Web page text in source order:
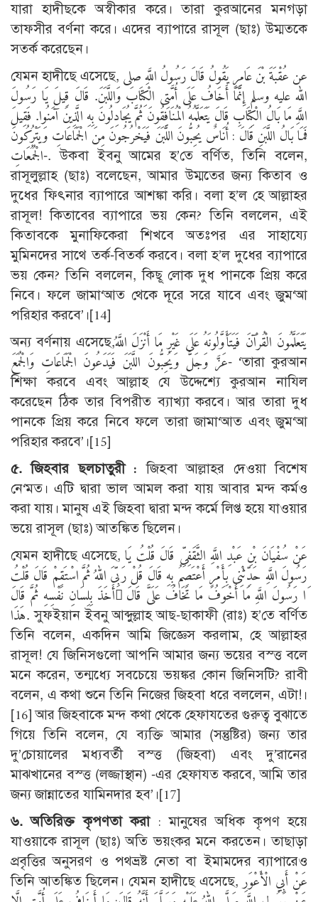
যারা হাদীছকে অস্বীকার করে। তারা কুরআনের মনগড়া
তাফসীর বর্ণনা করে। এদের ব্যাপারে রাসূল (ছাঃ) উম্মতকে
সতর্ক করেছেন।
যেমন হাদীছে এসেছে, عن عُقْبَةَ بْنَ عَامِرٍ يَقُولُ قَالَ رَسُولُ اللَّهِ صلى
الله عليه وسلم إِنَّمَا أَخَافُ عَلَى أُمَّتِى الْكِتَابَ وَاللَّبَنَ. قَالَ قِيلَ يَا رَسُولَ
اللَّهِ مَا بَالُ الْكِتَابِ قَالَ يَتَعَلَّمُهُ الْمُنَافِقُونَ ثُمَّ يُجَادِلُونَ بِهِ الَّذِينَ آمَنُوا. فَقِيلَ
فَمَا بَالُ اللَّبَنِ قَالَ : أُنَاسٌ يُحِبُّونَ اللَّبَنَ فَيَخْرُجُونَ مِنَ الْجَمَاعَاتِ وَيَتْرُكُونَ
الْجُمُعَاتِ-. উকবা ইবনু আমের হ’তে বর্ণিত, তিনি বলেন,
রাসূলুল্লাহ (ছাঃ) বলেছেন, আমার উম্মতের জন্য কিতাব ও
দুধের ফিৎনার ব্যাপারে আশঙ্কা করি। বলা হ’ল হে আল্লাহর
রাসূল! কিতাবের ব্যাপারে ভয় কেন? তিনি বললেন, এই
কিতাবকে মুনাফিকেরা শিখবে অতঃপর এর সাহায্যে
মুমিনদের সাথে তর্ক-বিতর্ক করবে। বলা হ’ল দুধের ব্যাপারে
ভয় কেন? তিনি বললেন, কিছূ লোক দুধ পানকে প্রিয় করে
নিবে। ফলে জামা‘আত থেকে দূরে সরে যাবে এবং জুম‘আ
পরিহার করবে’।[14]
অন্য বর্ণনায় এসেছে,يَتَعَلَّمُونَ الْقُرْآنَ فَيَتَأَوَّلُونَهُ عَلَى غَيْرِ مَا أَنْزَلَ اللَّهُ
عَزَّ وَجَلَّ وَيُحِبُّونَ اللَّبَنَ فَيَدَعُونَ الْجَمَاعَاتِ وَالْجُمَعَ- ‘তারা কুরআন
শিক্ষা করবে এবং আল্লাহ যে উদ্দেশ্যে কুরআন নাযিল
করেছেন ঠিক তার বিপরীত ব্যাখ্যা করবে। আর তারা দুধ
পানকে প্রিয় করে নিবে ফলে তারা জামা‘আত এবং জুম‘আ
পরিহার করবে’।[15]
৫. জিহবার ছলচাতুরী :জিহবা আল্লাহর দেওয়া বিশেষ
নে‘মত। এটি দ্বারা ভাল আমল করা যায় আবার মন্দ কর্মও
করা যায়। মানুষ এই জিহবা দ্বারা মন্দ কর্মে লিপ্ত হয়ে যাওয়ার
ভয়ে রাসূল (ছাঃ) আতঙ্কিত ছিলেন।
যেমন হাদীছে এসেছে, عَنْ سُفْيَانَ بْنِ عَبْدِ اللَّهِ الثَّقَفِىِّ قَالَ قُلْتُ يَا
رَسُولَ اللَّهِ حَدِّثْنِى بِأَمْرٍ أَعْتَصِمُ بِهِ قَالَ قُلْ رَبِّىَ اللهُ ثُمَّ اسْتَقِمْ قَالَ قُلْتُ
َا رَسُولَ اللَّهِ مَا أَخْوَفُ مَا تَخَافُ عَلَىَّ قَالَ َأَخَذَ بِلِسَانِ نَفْسِهِ ثُمَّ قَالَ
هَذَا. সুফইয়ান ইবনু আব্দুল্লাহ আছ-ছাকাফী (রাঃ) হ’তে বর্ণিত
তিনি বলেন, একদিন আমি জিজ্ঞেস করলাম, হে আল্লাহর
রাসূল! যে জিনিসগুলো আপনি আমার জন্য ভয়ের বস্ত্ত বলে
মনে করেন, তন্মধ্যে সবচেয়ে ভয়ঙ্কর কোন জিনিসটি? রাবী
বলেন, এ কথা শুনে তিনি নিজের জিহবা ধরে বললেন, এটা!।
[16]আর জিহবাকে মন্দ কথা থেকে হেফাযতের গুরুত্ব বুঝাতে
গিয়ে তিনি বলেন, যে ব্যক্তি আমার (সন্তুষ্টির) জন্য তার
দু’চোয়ালের মধ্যবর্তী বস্ত্ত (জিহবা) এবং দু’রানের
মাঝখানের বস্ত্ত (লজ্জাস্থান) -এর হেফাযত করবে, আমি তার
জন্য জান্নাতের যামিনদার হব’।[17]
৬. অতিরিক্ত কৃপণতা করা : মানুষের অধিক কৃপণ হয়ে
যাওয়াকে রাসূল (ছাঃ) অতি ভয়ংকর মনে করতেন। তাছাড়া
প্রবৃত্তির অনুসরণ ও পথভ্রষ্ট নেতা বা ইমামদের ব্যাপারেও
তিনি আতঙ্কিত ছিলেন। যেমন হাদীছে এসেছে, عَنْ أَبِي الْأَعْوَرِ